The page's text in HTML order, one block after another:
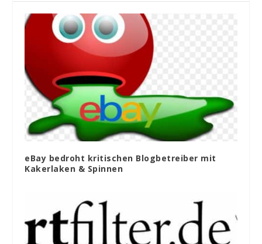
eBay bedroht kritischen Blogbetreiber mit
Kakerlaken & Spinnen